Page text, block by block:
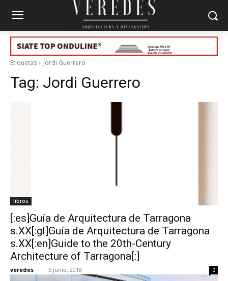
Etiquetas Jordi Guerrero
Tag: Jordi Guerrero
libros
[:es]Guía de Arquitectura de Tarragona
s.XX[:gl]Guía de Arquitectura de Tarragona
s.XX[:en]Guide to the 20th-Century
Architecture of Tarragona[:]
veredes - 5 junio, 2018 0